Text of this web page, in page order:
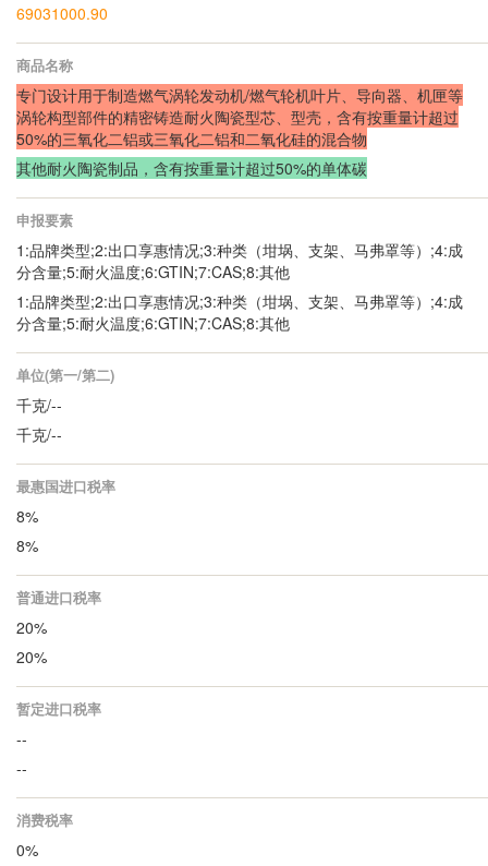
69031000.90
商品名称
专门设计用于制造燃气涡轮发动机/燃气轮机叶片、导向器、机匣等
涡轮构型部件的精密铸造耐火陶瓷型芯、型壳，含有按重量计超过
50%的三氧化二铝或三氧化二铝和二氧化硅的混合物
其他耐火陶瓷制品，含有按重量计超过50%的单体碳
申报要素
1:品牌类型;2:出口享惠情况;3:种类（坩埚、支架、马弗罩等）;4:成
分含量;5:耐火温度;6:GTIN;7:CAS;8:其他
1:品牌类型;2:出口享惠情况;3:种类（坩埚、支架、马弗罩等）;4:成
分含量;5:耐火温度;6:GTIN;7:CAS;8:其他
单位(第一/第二)
千克/--
千克/--
最惠国进口税率
8%
8%
普通进口税率
20%
20%
暂定进口税率
--
--
消费税率
0%